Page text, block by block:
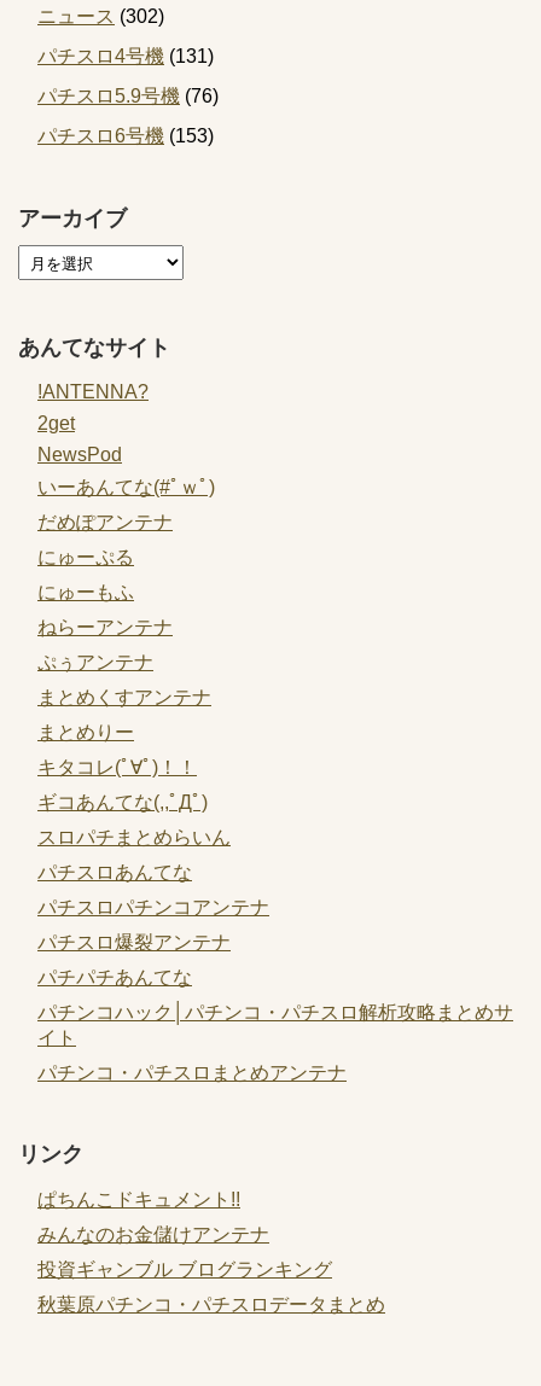
ニュース (302)
パチスロ4号機 (131)
パチスロ5.9号機 (76)
パチスロ6号機 (153)
アーカイブ
あんてなサイト
!ANTENNA?
2get
NewsPod
いーあんてな(#ﾟｗﾟ)
だめぽアンテナ
にゅーぷる
にゅーもふ
ねらーアンテナ
ぷぅアンテナ
まとめくすアンテナ
まとめりー
キタコレ(ﾟ∀ﾟ)！！
ギコあんてな(,,ﾟДﾟ)
スロパチまとめらいん
パチスロあんてな
パチスロパチンコアンテナ
パチスロ爆裂アンテナ
パチパチあんてな
パチンコハック│パチンコ・パチスロ解析攻略まとめサ
イト
パチンコ・パチスロまとめアンテナ
リンク
ぱちんこドキュメント!!
みんなのお金儲けアンテナ
投資ギャンブル ブログランキング
秋葉原パチンコ・パチスロデータまとめ